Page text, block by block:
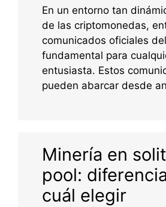
En un entorno tan
de las criptomonedas,
comunicados oficiales
fundamental para
entusiasta. Estos
pueden abarcar desde
Minería en
pool:
cuál elegir